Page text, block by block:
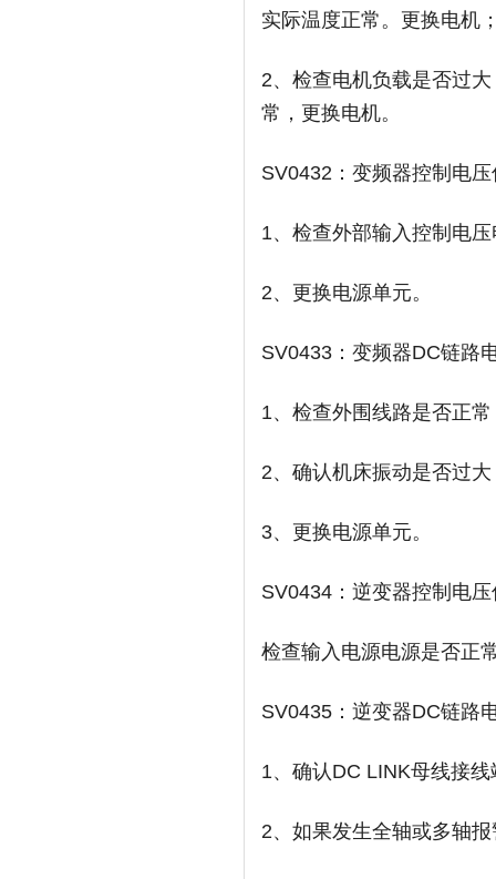
实际温度正常。更换电机
2、检查电机负载是否过
常，更换电机。
SV0432：变频器控制电
1、检查外部输入控制电
2、更换电源单元。
SV0433：变频器DC链路
1、检查外围线路是否正常
2、确认机床振动是否过
3、更换电源单元。
SV0434：逆变器控制电
检查输入电源电源是否正
SV0435：逆变器DC链路
1、确认DC LINK母线接
2、如果发生全轴或多轴